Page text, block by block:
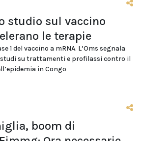
studio sul vaccino
le terapie
1 del vaccino a mRNA. L’Oms segnala
su trattamenti e profilassi contro il
in Congo
boom di